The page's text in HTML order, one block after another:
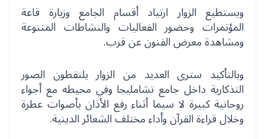
ويستطيع الزوار ارتياد أقسام الجامع وزيارة قاعة
المؤتمرات وحضور الفعاليات والنشاطات المتنوعة
ومشاهدة معرض الفنون عن قرب.
وبالتأكيد سترى العديد من الزوار يلتقطون الصور
التذكارية داخل جامع تشامليجا وفي محيطه مع أجواء
روحانية كبيرة لا سيما أثناء رفع الأذان بأصوات عطرة
وخلال قراءة القرآن وأداء مختلف الشعائر الدينية.